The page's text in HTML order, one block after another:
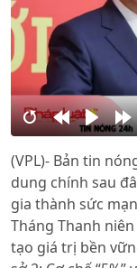
RestartRewind
10s
Play
(VPL)- Bản tin
dung chính sau
gia thành sức
Tháng Thanh
tạo giá trị bền